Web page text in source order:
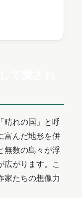
晴れの国」と呼
富んだ地形を併
無数の島々が浮
広がります。こ
家たちの想像力